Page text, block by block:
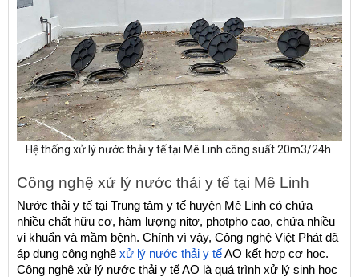
Hệ thống xử lý nước thải y tế tại Mê Linh công suất 20m3/24h
Công nghệ xử lý nước thải y tế tại Mê Linh
Nước thải y tế tại Trung tâm y tế huyện Mê Linh có chứa
nhiều chất hữu cơ, hàm lượng nitơ, photpho cao, chứa nhiều
vi khuẩn và mầm bệnh. Chính vì vậy, Công nghệ Việt Phát đã
áp dụng công nghệ xử lý nước thải y tế AO kết hợp cơ học.
Công nghệ xử lý nước thải y tế AO là quá trình xử lý sinh học